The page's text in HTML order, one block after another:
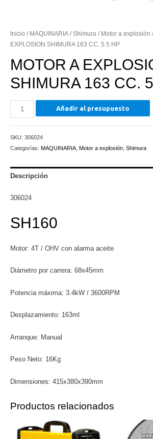
Inicio / MAQUINARIA /Shimura / Motor a explosión
EXPLOSION SHIMURA 163 CC. 5.5 HP
MOTOR A
SHIMURA 163 CC.
MOTOR
A
SHIMURA
163
5.5
cantidad
Añadir al presupuesto
SKU: 306024
Categorías: MAQUINARIA Motor a explosión Shimura
Descripción
306024
SH160
Motor: 4T / OHV con alarma aceite
Diámetro por carrera: 68x45mm
Potencia máxima: 3.4kW / 3600RPM
Desplazamiento: 163ml
Arranque: Manual
Peso Neto: 16Kg
Dimensiones: 415x380x390mm
Productos relacionados